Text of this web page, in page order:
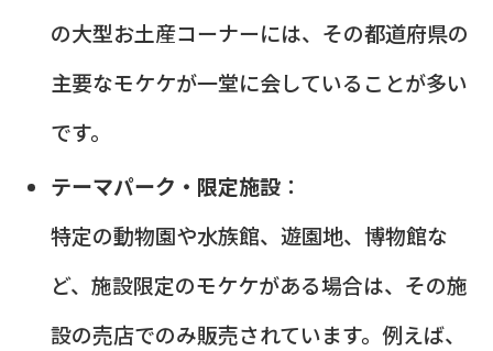
の大型お土産コーナーには、その都道府県の
主要なモケケが一堂に会していることが多い
です。
テーマパーク・限定施設：
特定の動物園や水族館、遊園地、博物館な
ど、施設限定のモケケがある場合は、その施
設の売店でのみ販売されています。例えば、